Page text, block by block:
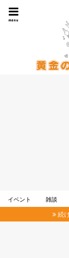
menu
イベント 雑談
続